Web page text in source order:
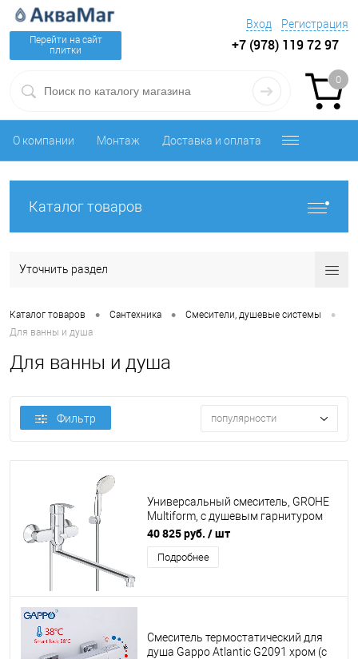
Перейти на сайт
плитки
Вход Регистрация
+7 (978) 119 72 97
0
О компании Монтаж Доставка и оплата
Каталог товаров
Уточнить раздел
Каталог товаров • Сантехника • Смесители, душевые системы •
Для ванны и душа
Для ванны и душа
Фильтр популярности
Универсальный смеситель, GROHE
Multiform, с душевым гарнитуром
New Tempesta II, хром, (3270800A)
40 825 руб. / шт
Подробнее
Смеситель термостатический для
душа Gappo Atlantic G2091 хром (с